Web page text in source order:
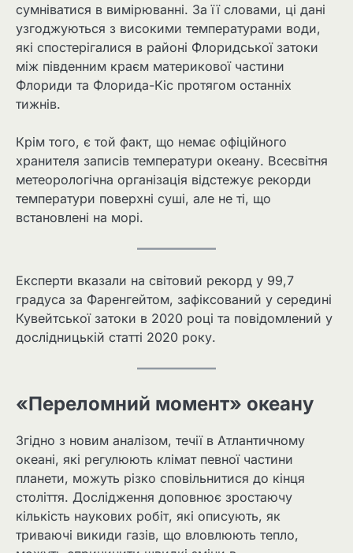
сумніватися в вимірюванні. За її словами, ці дані
узгоджуються з високими температурами води,
які спостерігалися в районі Флоридської затоки
між південним краєм материкової частини
Флориди та Флорида-Кіс протягом останніх
тижнів.
Крім того, є той факт, що немає офіційного
хранителя записів температури океану. Всесвітня
метеорологічна організація відстежує рекорди
температури поверхні суші, але не ті, що
встановлені на морі.
Експерти вказали на світовий рекорд у 99,7
градуса за Фаренгейтом, зафіксований у середині
Кувейтської затоки в 2020 році та повідомлений у
дослідницькій статті 2020 року.
«Переломний момент» океану
Згідно з новим аналізом, течії в Атлантичному
океані, які регулюють клімат певної частини
планети, можуть різко сповільнитися до кінця
століття. Дослідження доповнює зростаючу
кількість наукових робіт, які описують, як
триваючі викиди газів, що вловлюють тепло,